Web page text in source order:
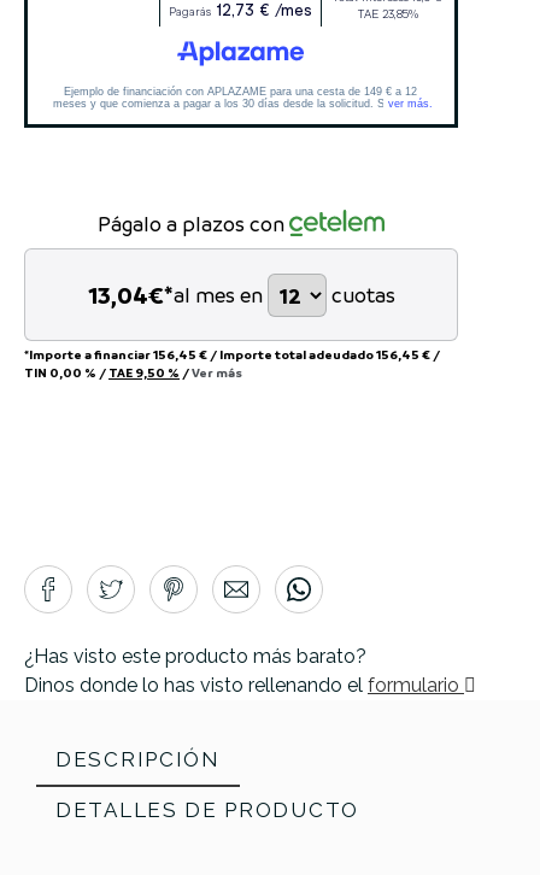
Págalo a plazos con
13,04€*al mes en cuotas
*Importe a financiar156,45 € / Importe total adeudado156,45 € /
TIN 0,00 % / TAE 9,50 % /Ver más
¿Has visto este producto más barato?
Dinos donde lo has visto rellenando el formulario
DESCRIPCIÓN
DETALLES DE PRODUCTO